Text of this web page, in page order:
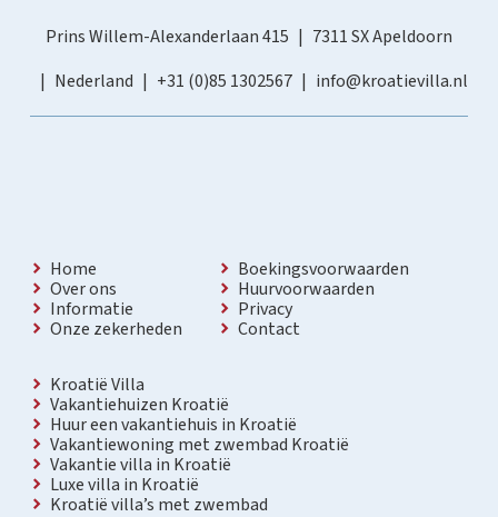
Prins Willem-Alexanderlaan 415
7311 SX Apeldoorn
Nederland
+31 (0)85 1302567 info@kroatievilla.nl
Home
Over ons
Informatie
Onze zekerheden
Boekingsvoorwaarden
Huurvoorwaarden
Privacy
Contact
Kroatië Villa
Vakantiehuizen Kroatië
Huur een vakantiehuis in Kroatië
Vakantiewoning met zwembad Kroatië
Vakantie villa in Kroatië
Luxe villa in Kroatië
Kroatië villa’s met zwembad